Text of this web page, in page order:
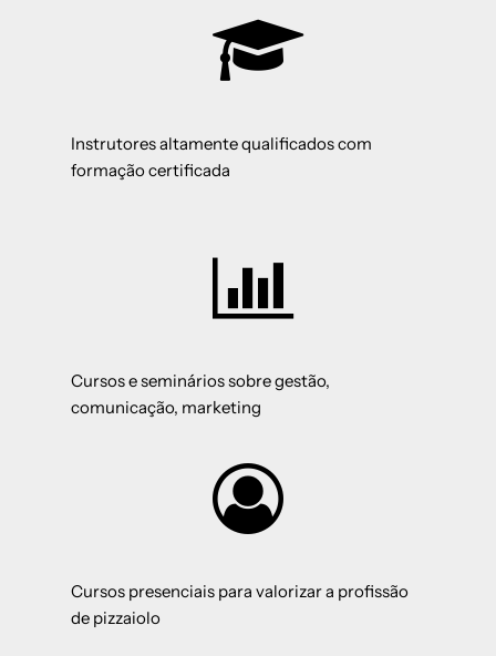
Instrutores altamente qualificados com
formação certificada
Cursos e seminários sobre gestão,
comunicação, marketing
Cursos presenciais para valorizar a profissão
de pizzaiolo